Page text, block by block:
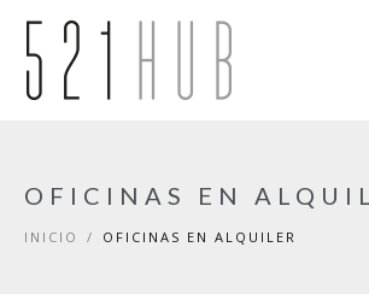
Ir al contenido principal
OFICINAS EN
INICIO / OFICINAS EN ALQUILER